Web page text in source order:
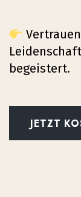
begeistert.
JETZT